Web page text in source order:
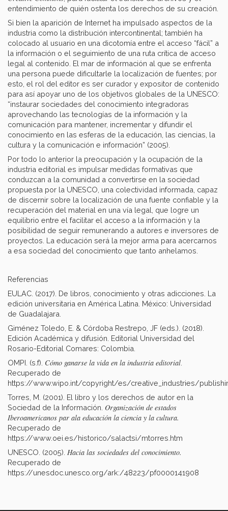
entendimiento de quién ostenta los derechos de su creación.
Si bien la aparición de Internet ha impulsado aspectos de la
industria como la distribución intercontinental; también ha
colocado al usuario en una dicotomía entre el acceso “fácil” a
la información o el seguimiento de una ruta crítica de acceso
legal al contenido. El mar de información al que se enfrenta
una persona puede dificultarle la localización de fuentes; por
esto, el rol del editor es ser curador y expositor de contenido
para así apoyar uno de los objetivos globales de la UNESCO:
“instaurar sociedades del conocimiento integradoras
aprovechando las tecnologías de la información y la
comunicación para mantener, incrementar y difundir el
conocimiento en las esferas de la educación, las ciencias, la
cultura y la comunicación e información” (2005).
Por todo lo anterior la preocupación y la ocupación de la
industria editorial es impulsar medidas formativas que
conduzcan a la comunidad a convertirse en la sociedad
propuesta por la UNESCO, una colectividad informada, capaz
de discernir sobre la localización de una fuente confiable y la
recuperación del material en una vía legal, que logre un
equilibrio entre el facilitar el acceso a la información y la
posibilidad de seguir remunerando a autores e inversores de
proyectos. La educación será la mejor arma para acercarnos
a esa sociedad del conocimiento que tanto anhelamos.
Referencias
EULAC. (2017). De libros, conocimiento y otras adicciones. La
edición universitaria en América Latina. México: Universidad
de Guadalajara.
Giménez Toledo, E. & Córdoba Restrepo, JF (eds.). (2018).
Edición Académica y difusión. Editorial Universidad del
Rosario-Editorial Comares: Colombia.
OMPI. (s.f). Cómo ganarse la vida en la industria editorial
Recuperado de
https://www.wipo.int/copyright/es/creative_industries/
Torres, M. (2001). El libro y los derechos de autor en la
Sociedad de la Información. Organización de estados
Iberoamericanos par ala educación la ciencia y la cultura.
Recuperado de
https://www.oei.es/historico/salactsi/mtorres.htm
UNESCO. (2005). Hacia las sociedades del conocimiento.
Recuperado de
https://unesdoc.unesco.org/ark:/48223/pf0000141908